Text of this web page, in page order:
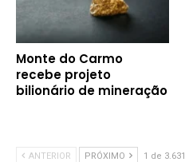
Monte do Carmo
recebe projeto
bilionário de mineração
ANTERIOR PRÓXIMO 1 de 3.631